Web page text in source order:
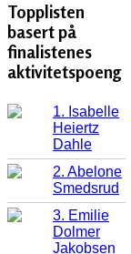
Topplisten
basert på
finalistenes
aktivitetspoeng
1. Isabelle
Heiertz
Dahle
2. Abelone
Smedsrud
3. Emilie
Dolmer
Jakobsen